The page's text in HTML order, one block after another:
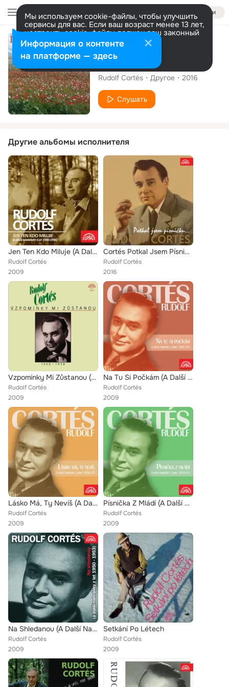
Войти
Мы используем cookie-файлы, чтобы улучшить
сервисы для вас. Если ваш возраст менее 13 лет,
настроить cookie-файлы должен ваш законный
представитель. Больше информации
Разрешить все Настроить
Сингл
Moje Milá
Rudolf Cortés Другое 2016
Слушать
Другие альбомы исполнителя
Jen Ten Kdo Miluje (A Další Nahrávky Z Let 1940-1956)
Rudolf Cortés
2009
Cortés Potkal Jsem Písničku
Rudolf Cortés
2016
Vzpomínky Mi Zůstanou (Pův.Lp + Bonusy Z Let 1948-1958)
Rudolf Cortés
2009
Na Tu Si Počkám (A Další Nahrávky Z Let 1942-1954)
Rudolf Cortés
2009
Lásko Má, Ty Nevíš (A Další Nahrávky Z Roku 1956-1957)
Rudolf Cortés
2009
Písnička Z Mládí (A Další Nahrávky Z Let 1954-1956)
Rudolf Cortés
2009
Na Shledanou (A Další Nahrávky Z Let 1950-1953)
Rudolf Cortés
2009
Setkání Po Létech
Rudolf Cortés
2009
Информация о контенте
на платформе — здесь